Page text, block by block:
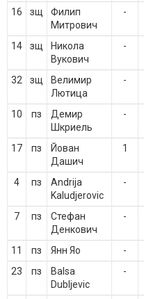
16 зщ
Филип
Митрович
-
14 зщ
Никола
Вукович
-
32 зщ
Велимир
Лютица
-
10 пз
Демир
Шкриель
-
17 пз
Йован
Дашич
1
4 пз
Andrija
Kaludjerovic
-
7 пз
Стефан
Денкович
-
11 пз Янн Яо -
23
пз
Balsa
Dubljevic
-